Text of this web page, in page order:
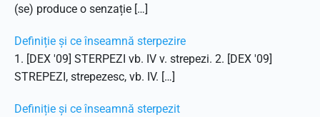
(se) produce o senzație […]
Definiție și ce înseamnă sterpezire
1. [DEX '09] STERPEZI vb. IV v. strepezi. 2. [DEX '09]
STREPEZI, strepezesc, vb. IV. […]
Definiție și ce înseamnă sterpezit